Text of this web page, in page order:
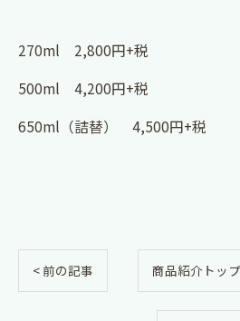
270ml 2,800円+税
500ml 4,200円+税
650ml（詰替） 4,500円+税
< 前の記事 商品紹介トッ